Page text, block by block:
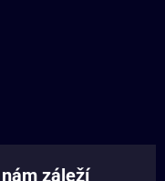
záleží